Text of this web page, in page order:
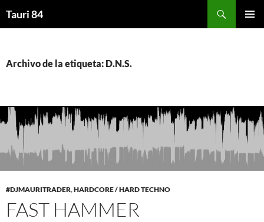
Tauri 84
Archivo de la etiqueta: D.N.S.
#DJMAURITRADER,HARDCORE / HARD TECHNO
FAST HAMMER